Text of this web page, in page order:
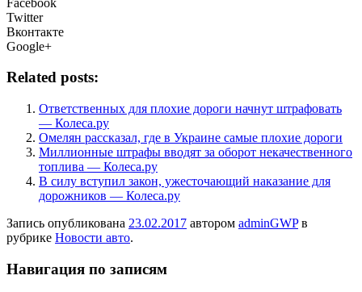
Twitter
Вконтакте
Google+
Related posts:
Ответственных для плохие дороги начнут штрафовать
— Колеса.ру
Омелян рассказал, где в Украине самые плохие дороги
Миллионные штрафы вводят за оборот некачественного
топлива — Колеса.ру
В силу вступил закон, ужесточающий наказание для
дорожников — Колеса.ру
Запись опубликована 23.02.2017 автором adminGWPв
рубрике Новости авто.
Навигация по записям